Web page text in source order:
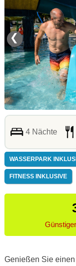
❮
4 Nächte
WASSERPARK
FITNESS INKLUSIVE
Genießen Sie